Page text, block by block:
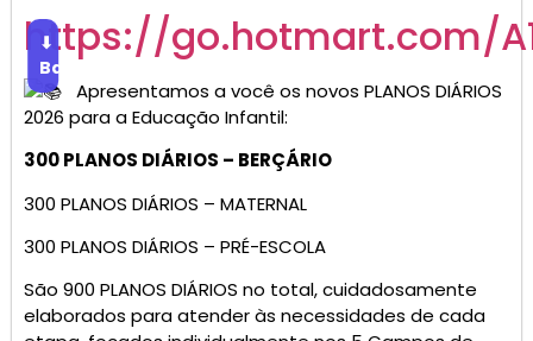
https://go.hotmart.com/
⬇
Baixar
Apresentamos a você os novos PLANOS DIÁRIOS
2026 para a Educação Infantil:
300 PLANOS DIÁRIOS – BERÇÁRIO
300 PLANOS DIÁRIOS – MATERNAL
300 PLANOS DIÁRIOS – PRÉ-ESCOLA
São 900 PLANOS DIÁRIOS no total, cuidadosamente
elaborados para atender às necessidades de cada